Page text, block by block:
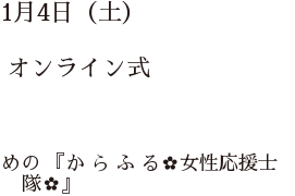
月4日（土）
ンライン式
の 『か ら ふ る✿女性応援士
隊✿』